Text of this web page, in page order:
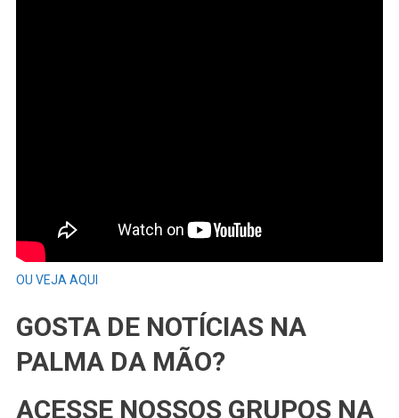
OU VEJA AQUI
GOSTA DE NOTÍCIAS NA
PALMA DA MÃO?
ACESSE NOSSOS GRUPOS NA